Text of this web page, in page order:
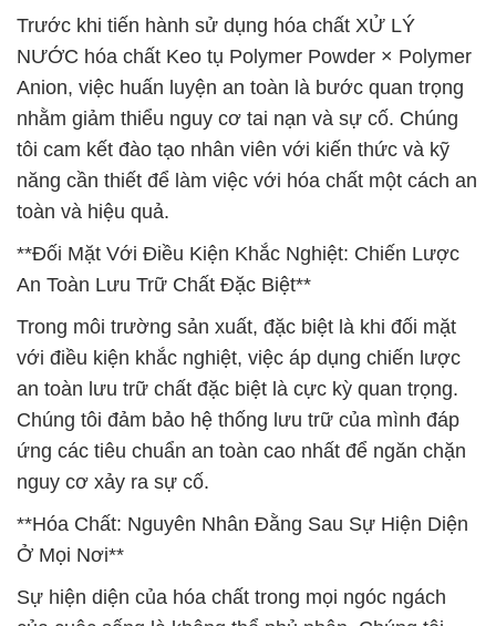
Trước khi tiến hành sử dụng hóa chất XỬ LÝ
NƯỚC hóa chất Keo tụ Polymer Powder × Polymer
Anion, việc huấn luyện an toàn là bước quan trọng
nhằm giảm thiểu nguy cơ tai nạn và sự cố. Chúng
tôi cam kết đào tạo nhân viên với kiến thức và kỹ
năng cần thiết để làm việc với hóa chất một cách an
toàn và hiệu quả.
**Đối Mặt Với Điều Kiện Khắc Nghiệt: Chiến Lược
An Toàn Lưu Trữ Chất Đặc Biệt**
Trong môi trường sản xuất, đặc biệt là khi đối mặt
với điều kiện khắc nghiệt, việc áp dụng chiến lược
an toàn lưu trữ chất đặc biệt là cực kỳ quan trọng.
Chúng tôi đảm bảo hệ thống lưu trữ của mình đáp
ứng các tiêu chuẩn an toàn cao nhất để ngăn chặn
nguy cơ xảy ra sự cố.
**Hóa Chất: Nguyên Nhân Đằng Sau Sự Hiện Diện
Ở Mọi Nơi**
Sự hiện diện của hóa chất trong mọi ngóc ngách